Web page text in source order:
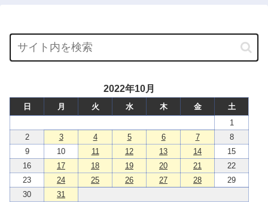
2022年10月
日 月 火 水 木 金
土
1
2
3 4 5 6 7
8
9
10 11 12 13 14
15
16
17 18 19 20 21
22
23
24 25 26 27 28
29
30
31